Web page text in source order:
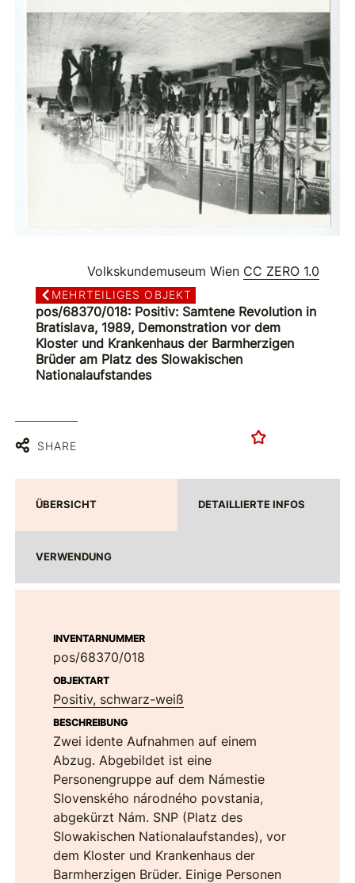
Volkskundemuseum Wien CC ZERO 1.0
MEHRTEILIGES OBJEKT
pos/68370/018: Positiv: Samtene Revolution in
Bratislava, 1989, Demonstration vor dem
Kloster und Krankenhaus der Barmherzigen
Brüder am Platz des Slowakischen
Nationalaufstandes
SHARE
ÜBERSICHT DETAILLIERTE INFOS
VERWENDUNG
INVENTARNUMMER
pos/68370/018
OBJEKTART
Positiv, schwarz-weiß
BESCHREIBUNG
Zwei idente Aufnahmen auf einem
Abzug. Abgebildet ist eine
Personengruppe auf dem Námestie
Slovenského národného povstania,
abgekürzt Nám. SNP (Platz des
Slowakischen Nationalaufstandes), vor
dem Kloster und Krankenhaus der
Barmherzigen Brüder. Einige Personen